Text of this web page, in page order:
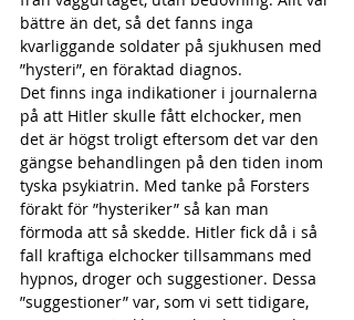
bättre än det, så det fanns inga
kvarliggande soldater på sjukhusen med
”hysteri”, en föraktad diagnos.
Det finns inga indikationer i journalerna
på att Hitler skulle fått elchocker, men
det är högst troligt eftersom det var den
gängse behandlingen på den tiden inom
tyska psykiatrin. Med tanke på Forsters
förakt för ”hysteriker” så kan man
förmoda att så skedde. Hitler fick då i så
fall kraftiga elchocker tillsammans med
hypnos, droger och suggestioner. Dessa
”suggestioner” var, som vi sett tidigare,